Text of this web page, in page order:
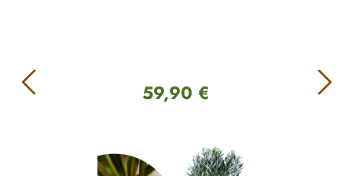
Regulärer Preis:
59,90 €